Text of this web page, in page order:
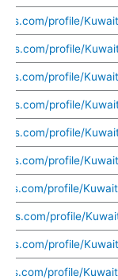
profile/
profile/
profile/
profile/
profile/
profile/
profile/
profile/
profile/
profile/